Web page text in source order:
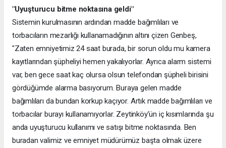
"Uyuşturucu bitme noktasına geldi"
Sistemin kurulmasının ardından madde bağımlıları ve
torbacıların mezarlığı kullanamadığının altını çizen Genbeş,
"Zaten emniyetimiz 24 saat burada, bir sorun oldu mu kamera
kayıtlarından şüpheliyi hemen yakalıyorlar. Ayrıca alarm sistemi
var, ben gece saat kaç olursa olsun telefondan şüpheli birisini
gördüğümde alarma basıyorum. Buraya gelen madde
bağımlıları da bundan korkup kaçıyor. Artık madde bağımlıları ve
torbacılar burayı kullanamıyorlar. Zeytinköy’ün iç kısımlarında şu
anda uyuşturucu kullanımı ve satışı bitme noktasında. Ben
buradan valimiz ve emniyet müdürümüz başta olmak üzere